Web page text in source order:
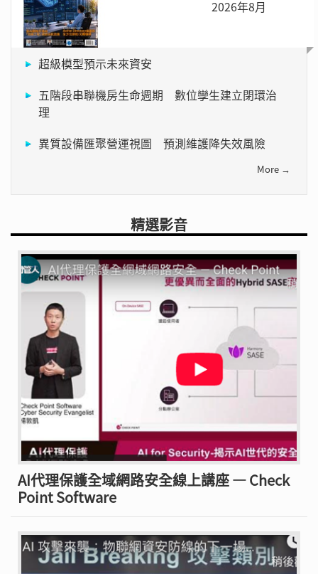
2026年8月
超級模型預示未來資安
五階段串聯機房生命週期 數位孿生建立閉環治
理
異質設備匯聚營運視圖 預測維護降失效風險
More →
精選影音
AI代理保護全域網路安全線上講座 — Check
Point Software